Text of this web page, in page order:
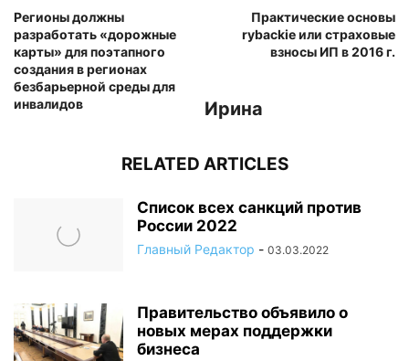
Регионы должны
разработать «дорожные
карты» для поэтапного
создания в регионах
безбарьерной среды для
инвалидов
Практические основы
rybackie или страховые
взносы ИП в 2016 г.
Ирина
RELATED ARTICLES
Список всех санкций против
России 2022
Главный Редактор - 03.03.2022
Правительство объявило о
новых мерах поддержки
бизнеса